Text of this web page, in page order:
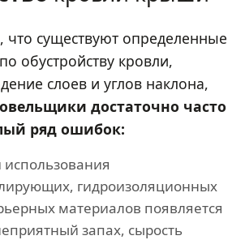
что существуют определенные
обустройству кровли,
слоев и углов наклона,
достаточно часто
ряд ошибок:
использования
гидроизоляционных
материалов появляется
запах, сырость